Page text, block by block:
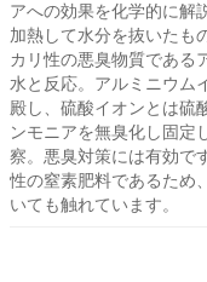
アへの効果を化学的に解
加熱して水分を抜いたも
カリ性の悪臭物質である
水と反応。アルミニウム
殿し、硫酸イオンとは硫
ンモニアを無臭化し固定
察。悪臭対策には有効で
性の窒素肥料であるため
いても触れています。